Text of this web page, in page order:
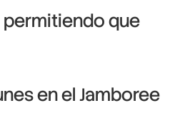
permitiendo que
en el Jamboree